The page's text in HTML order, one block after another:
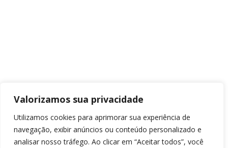
Valorizamos sua privacidade
Utilizamos cookies para aprimorar sua experiência de
navegação, exibir anúncios ou conteúdo personalizado e
analisar nosso tráfego. Ao clicar em “Aceitar todos”, você